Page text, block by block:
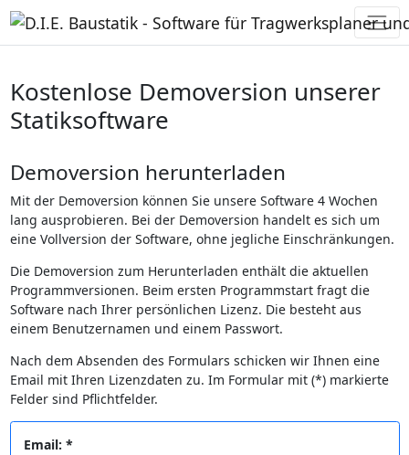
Kostenlose Demoversion unserer
Statiksoftware
Demoversion herunterladen
Mit der Demoversion können Sie unsere Software 4 Wochen
lang ausprobieren. Bei der Demoversion handelt es sich um
eine Vollversion der Software, ohne jegliche Einschränkungen.
Die Demoversion zum Herunterladen enthält die aktuellen
Programmversionen. Beim ersten Programmstart fragt die
Software nach Ihrer persönlichen Lizenz. Die besteht aus
einem Benutzernamen und einem Passwort.
Nach dem Absenden des Formulars schicken wir Ihnen eine
Email mit Ihren Lizenzdaten zu. Im Formular mit (*) markierte
Felder sind Pflichtfelder.
Email: *